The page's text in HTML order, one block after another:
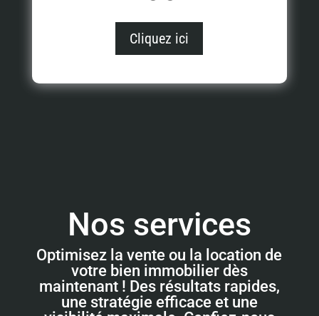
Cliquez ici
Nos services
Optimisez la vente ou la location de
votre bien immobilier dès
maintenant ! Des résultats rapides,
une stratégie efficace et une